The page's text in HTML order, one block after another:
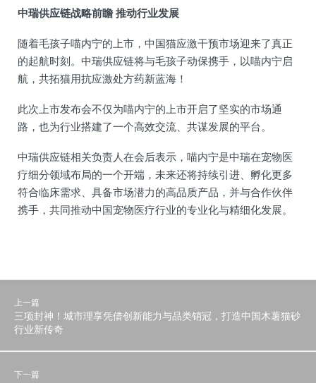
中瑞供应链战略前瞻 推动行业发展
随着毛孩子喵内宁的上市，中国猫应激干预市场迎来了真正
的起航时刻。中瑞供应链将与毛孩子动保携手，以喵内宁启
航，共拓猫用抗应激处方药新蓝海！
此次上市发布会不仅为喵内宁的上市开启了坚实的市场通
路，也为行业搭建了一个高效交流、共谋发展的平台。
中瑞供应链相关负责人在会后表示，喵内宁是中瑞在宠物医
疗细分领域布局的一个开端，未来还将持续引进、孵化更多
符合临床需求、具备市场潜力的高品质产品，并与合作伙伴
携手，共同推动中国宠物医疗行业的专业化与精细化发展。
上一篇
三项封神！城市理享凭借创新能力与品类销冠，打造中国木薯猫砂
行业新传奇
下一篇